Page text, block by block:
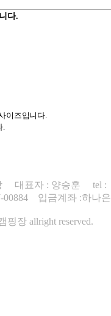
다.
이즈입니다.
.
대표자 : 양승훈 tel :
00884 입금계좌 :하나
핑장 allright reserved.